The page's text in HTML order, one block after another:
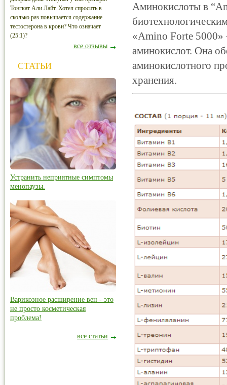
Аминокислоты в
«Amino Forte
аминокислот. Она
аминокислотного
хранения.
Тонгкат Али Лайт. Хотел спросить в
сколько раз повышается содержание
тестостерона в крови? Что означает
(25:1)?
все отзывы
СТАТЬИ
Устранить неприятные симптомы
менопаузы.
Варикозное расширение вен - это
не просто косметическая
проблема!
все статьи